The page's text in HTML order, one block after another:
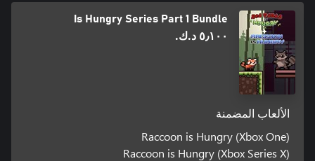
Is Hungry Series Part 1 Bundle
٥٫١٠٠ د.ك.‏
الألعاب المضمنة
Raccoon is Hungry (Xbox One)
Raccoon is Hungry (Xbox Series X)